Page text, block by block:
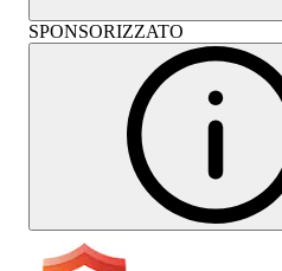
SPONSORIZZATO